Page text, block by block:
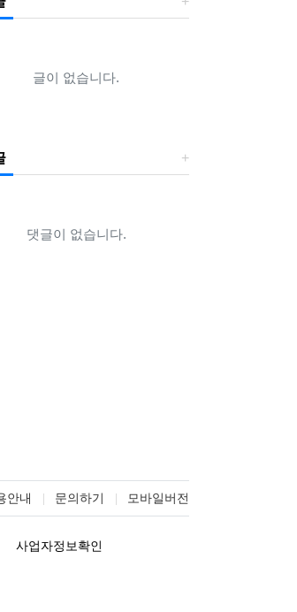
글이 없습니다.
댓글이 없습니다.
안내 문의하기 모바일버전
사업자정보확인